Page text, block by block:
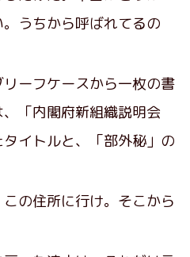
うちから呼ばれてるの
ーフケースから一枚の書
「内閣府新組織説明会
イトルと、「部外秘」の
この住所に行け。そこから